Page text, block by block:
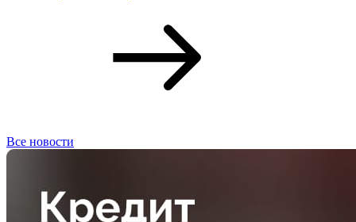
Все новости